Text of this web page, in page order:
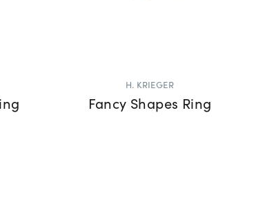
H. KRIEGER
Fancy Shapes Ring